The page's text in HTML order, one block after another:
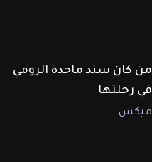
من كان سند ماجدة الرومي
في رحلتها
ميكس